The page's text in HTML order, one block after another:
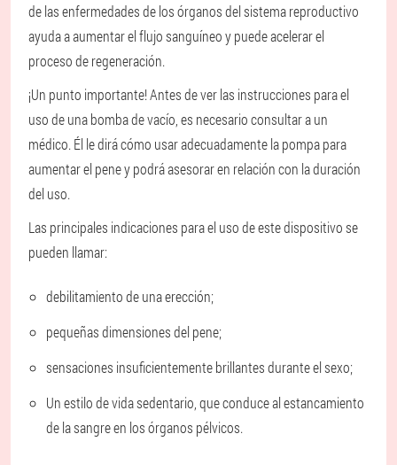
de las enfermedades de los órganos del sistema reproductivo
ayuda a aumentar el flujo sanguíneo y puede acelerar el
proceso de regeneración.
¡Un punto importante! Antes de ver las instrucciones para el
uso de una bomba de vacío, es necesario consultar a un
médico. Él le dirá cómo usar adecuadamente la pompa para
aumentar el pene y podrá asesorar en relación con la duración
del uso.
Las principales indicaciones para el uso de este dispositivo se
pueden llamar:
debilitamiento de una erección;
pequeñas dimensiones del pene;
sensaciones insuficientemente brillantes durante el sexo;
Un estilo de vida sedentario, que conduce al estancamiento
de la sangre en los órganos pélvicos.